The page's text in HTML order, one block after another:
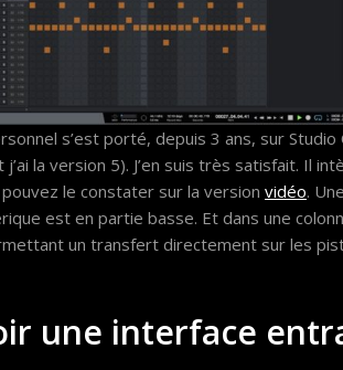
s’est porté, depuis 3 ans, sur
j’ai la version 5). J’en suis très satisfait. Il
le constater sur la version vidéo.
est en partie basse. Et dans une
un transfert directement sur les
une interface